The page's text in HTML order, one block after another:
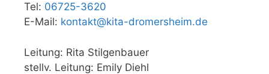
Tel: 06725-3620
E-Mail: kontakt@kita-dromersheim.de
Leitung: Rita Stilgenbauer
stellv. Leitung: Emily Diehl